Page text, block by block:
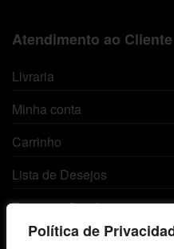
Política de
Atendimento ao Cliente
Livraria
Minha conta
Carrinho
Lista de Desejos
Termos e Condições